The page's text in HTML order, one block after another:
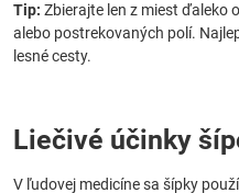
Tip: Zbierajte len z miest ďaleko
alebo postrekovaných polí.
lesné cesty.
Liečivé účinky
V ľudovej medicíne sa šípky